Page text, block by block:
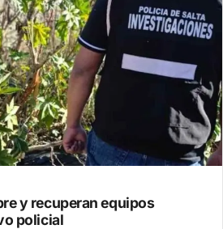
y recuperan equipos
policial